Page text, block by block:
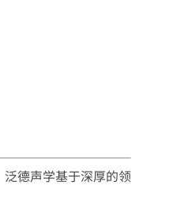
德声学基于深厚的领